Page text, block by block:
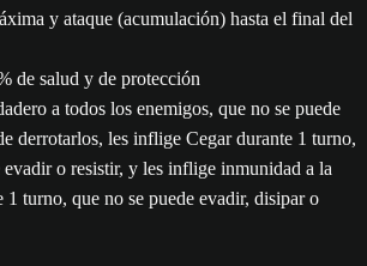
y ataque (acumulación) hasta el final del
de salud y de protección
a todos los enemigos, que no se puede
derrotarlos, les inflige Cegar durante 1 turno,
evadir o resistir, y les inflige inmunidad a la
1 turno, que no se puede evadir, disipar o